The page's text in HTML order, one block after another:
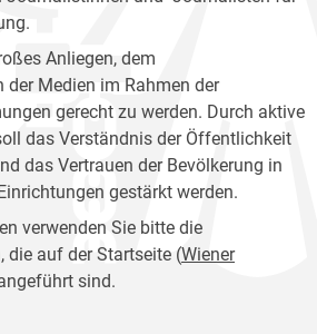
Anliegen, dem
der Medien im Rahmen der
gerecht zu werden. Durch aktive
das Verständnis der Öffentlichkeit
das Vertrauen der Bevölkerung in
gestärkt werden.
verwenden Sie bitte die
die auf der Startseite (Wiener
sind.